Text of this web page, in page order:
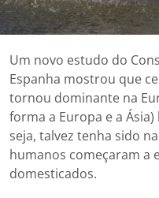
Um novo estudo do
Espanha mostrou que
tornou dominante na
forma a Europa e a
seja, talvez tenha sido
humanos começaram a
domesticados.